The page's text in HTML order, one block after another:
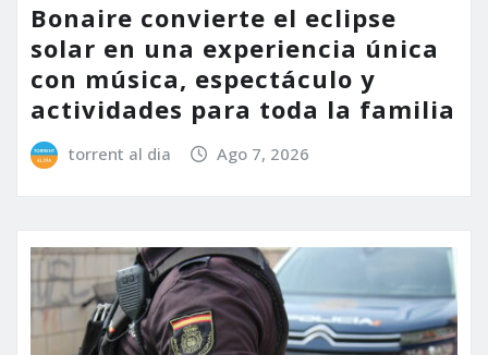
Bonaire convierte el eclipse
solar en una experiencia única
con música, espectáculo y
actividades para toda la familia
torrent al dia Ago 7, 2026